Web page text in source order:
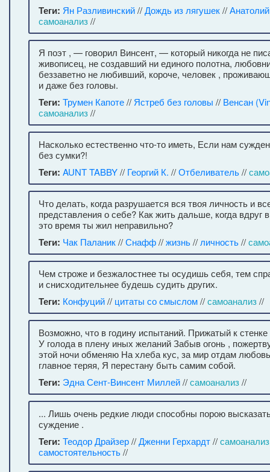
Теги: Ян Разливинский//Дождь из лягушек//Анатолий
самоанализ//
Я поэт , — говорил Винсент, — который никогда не
живописец, не создавший ни единого полотна,
беззаветно не любивший, короче, человек ,
и даже без головы.
Теги: Трумен Капоте// Ястреб без головы // Венсан
самоанализ//
Насколько естественно что-то иметь, Если нам
без сумки?!
Теги: AUNT TABBY// Георгий К. //Отбеливатель//
Что делать, когда разрушается вся твоя личность и
представления о себе? Как жить дальше, когда вдруг
это время ты жил неправильно?
Теги: Чак Паланик//Снафф//жизнь// личность//
Чем строже и безжалостнее ты осудишь себя, тем
и снисходительнее будешь судить других.
Теги: Конфуций// цитаты со смыслом//самоанализ//
Возможно, что в годину испытаний. Прижатый к
У голода в плену иных желаний Забыв огонь ,
этой ночи обменяю На хлеба кус, за мир отдам
главное теряя, Я перестану быть самим собой.
Теги: Эдна Сент-Винсент Миллей//самоанализ//
... Лишь очень редкие люди способны порою
суждение .
Теги: Теодор Драйзер//Дженни Герхардт//самоанализ
самостоятельность//